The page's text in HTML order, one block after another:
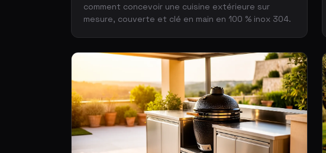
comment concevoir une cuisine extérieure sur
mesure, couverte et clé en main en 100 % inox 304.